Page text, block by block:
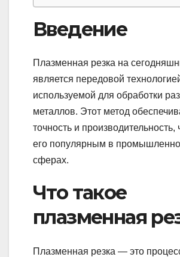
Введение
Плазменная резка на
является передовой
используемой для обработки
металлов. Этот метод
точность и производительность,
его популярным в
сферах.
Что такое
плазменная
Плазменная резка — это